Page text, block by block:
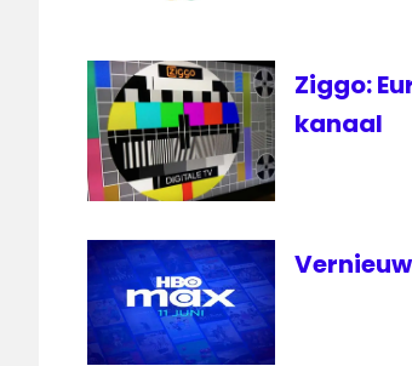
Ziggo:
kanaal